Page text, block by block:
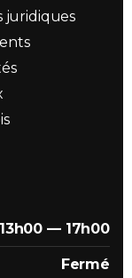
juridiques
— 17h00
Fermé